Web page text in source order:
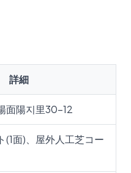
詳細
面陽지里30-12
(1面)、屋外人工芝コー